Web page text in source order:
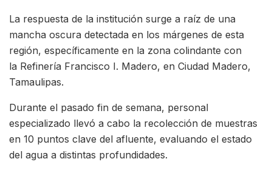
La respuesta de la institución surge a raíz de una
mancha oscura detectada en los márgenes de esta
región, específicamente en la zona colindante con
la Refinería Francisco I. Madero, en Ciudad Madero,
Tamaulipas.
Durante el pasado fin de semana, personal
especializado llevó a cabo la recolección de muestras
en 10 puntos clave del afluente, evaluando el estado
del agua a distintas profundidades.